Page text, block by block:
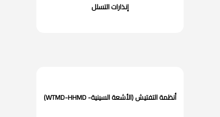
إنذارات التسلل
أنظمة التفتيش (الأشعة السينية- WTMD-HHMD)